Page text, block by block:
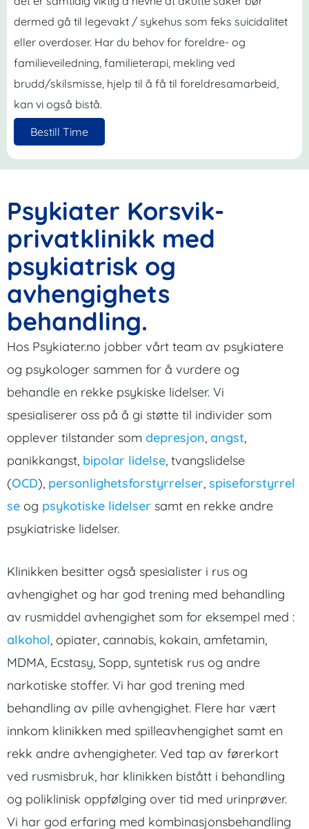
dermed gå til legevakt / sykehus som feks suicidalitet
eller overdoser. Har du behov for foreldre- og
familieveiledning, familieterapi, mekling ved
brudd/skilsmisse, hjelp til å få til foreldresamarbeid,
kan vi også bistå.
Bestill Time
Psykiater Korsvik-
privatklinikk med
psykiatrisk og
avhengighets
behandling.
Hos Psykiater.no jobber vårt team av psykiatere
og psykologer sammen for å vurdere og
behandle en rekke psykiske lidelser. Vi
spesialiserer oss på å gi støtte til individer som
opplever tilstander som depresjon, angst,
panikkangst, bipolar lidelse, tvangslidelse
(OCD), personlighetsforstyrrelser, spiseforstyrrel
se og psykotiske lidelser samt en rekke andre
psykiatriske lidelser.
Klinikken besitter også spesialister i rus og
avhengighet og har god trening med behandling
av rusmiddel avhengighet som for eksempel med :
alkohol, opiater, cannabis, kokain, amfetamin,
MDMA, Ecstasy, Sopp, syntetisk rus og andre
narkotiske stoffer. Vi har god trening med
behandling av pille avhengighet. Flere har vært
innkom klinikken med spilleavhengighet samt en
rekk andre avhengigheter. Ved tap av førerkort
ved rusmisbruk, har klinikken bistått i behandling
og poliklinisk oppfølging over tid med urinprøver.
Vi har god erfaring med kombinasjonsbehandling